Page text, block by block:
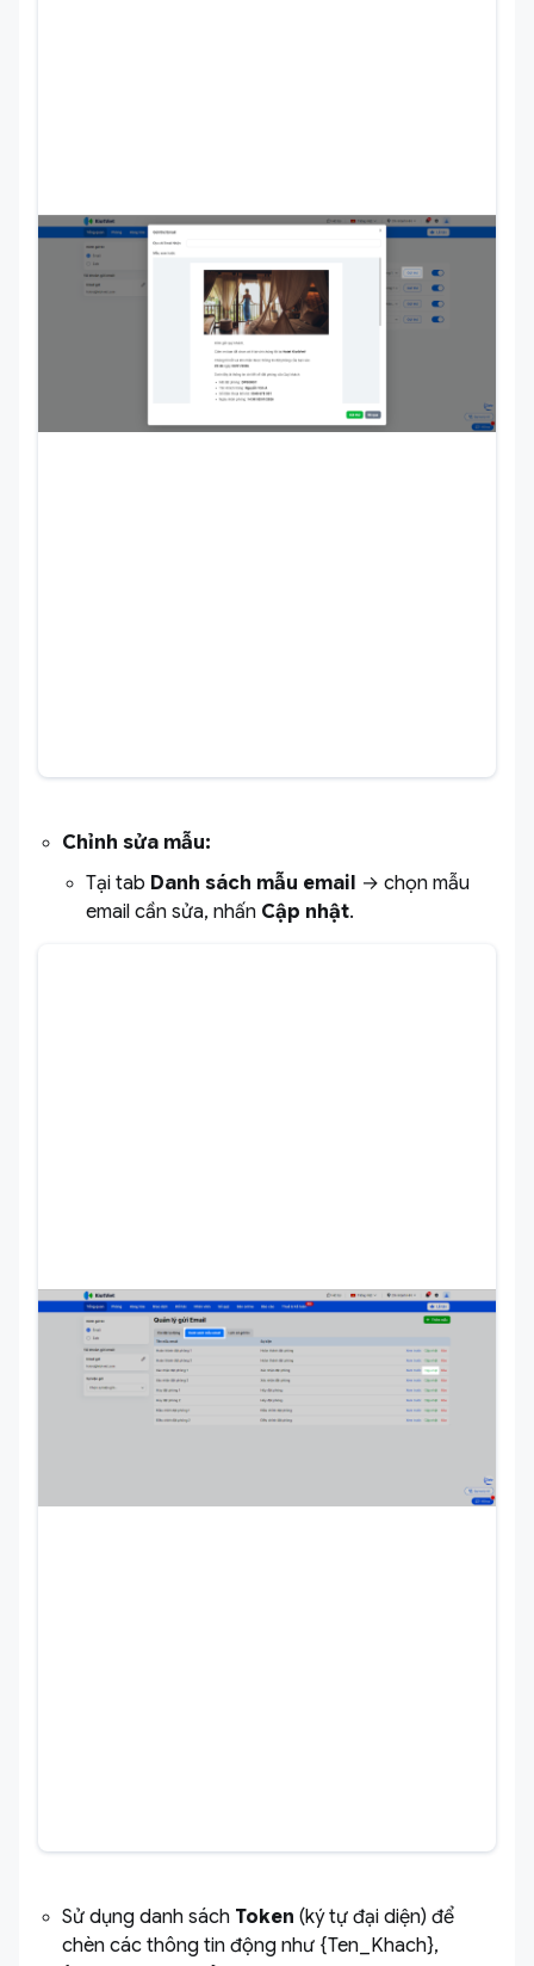
Chỉnh sửa mẫu:
Tại tab Danh sách mẫu email → chọn mẫu
email cần sửa, nhấn Cập nhật.
Sử dụng danh sách Token (ký tự đại diện) để
chèn các thông tin động như {Ten_Khach},